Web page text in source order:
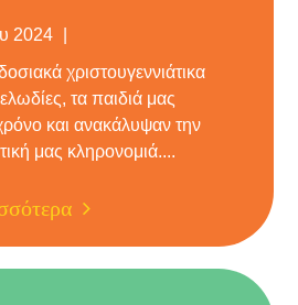
2024
χριστουγεννιάτικα
τα παιδιά μας
και ανακάλυψαν την
μας κληρονομιά....